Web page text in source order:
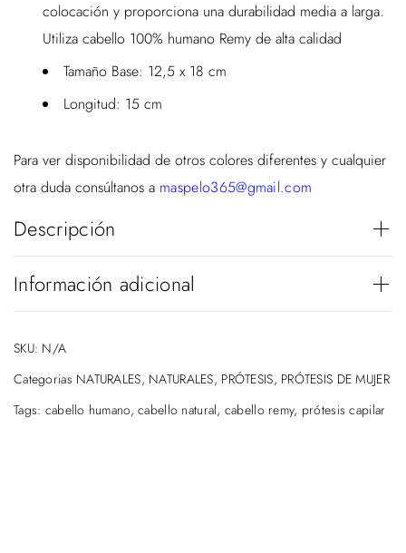
colocación y proporciona una durabilidad media a larga.
Utiliza cabello 100% humano Remy de alta calidad
Tamaño Base: 12,5 x 18 cm
Longitud: 15 cm
Para ver disponibilidad de otros colores diferentes y cualquier
otra duda consúltanos a maspelo365@gmail.com
Descripción
Información adicional
SKU: N/A
Categorias NATURALES, NATURALES, PRÓTESIS, PRÓTESIS DE MUJER
Tags: cabello humano,cabello natural, cabello remy, prótesis capilar